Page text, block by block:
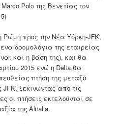
Polo της Βενετίας τον
προς την Νέα Υόρκη-JFK,
δρομολόγια της εταιρείας
και η βάση της), και θα
2015 ενώ η Delta θα
πτήση της μεταξύ
ξεκινώντας απο τις
οι πτήσεις εκτελούνται σε
της Alitalia.